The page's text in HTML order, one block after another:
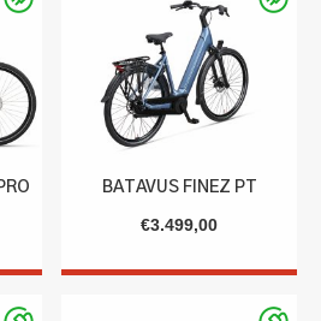
BATAVUS FINEZ PT
€3.499,00